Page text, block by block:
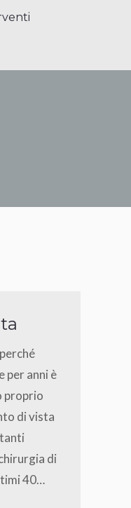
per anni è
proprio
di vista
di
40…